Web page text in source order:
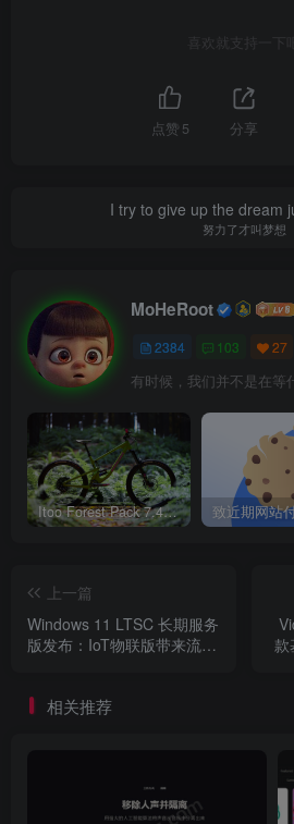
喜欢就支持一下
点赞 5 分享
I try to give up the dream
努力了才叫梦想
MoHeRoot
2384 103 27
Itoo Forest Pack 7.4.20 森林插件 For 3DSMAX 2014 ~ 2023 汉化永久版
上一篇
Windows 11 LTSC 长期服务
版发布：IoT物联版带来流畅
强烈推荐安装 ！
款
相关推荐